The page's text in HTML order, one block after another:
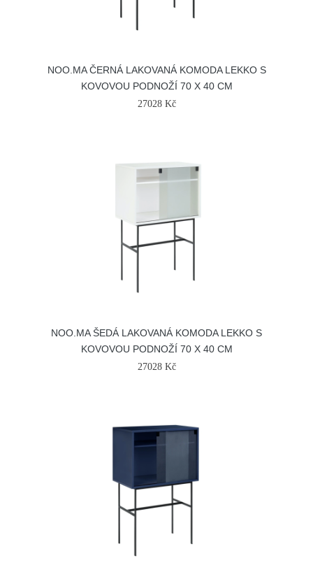
NOO.MA ČERNÁ LAKOVANÁ KOMODA LEKKO S
KOVOVOU PODNOŽÍ 70 X 40 CM
27028 Kč
NOO.MA ŠEDÁ LAKOVANÁ KOMODA LEKKO S
KOVOVOU PODNOŽÍ 70 X 40 CM
27028 Kč